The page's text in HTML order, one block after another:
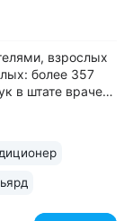
взрослых
более 357
в штате врачей,
2023» •